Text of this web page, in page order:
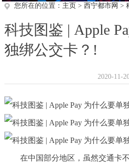
您所在的位置： 主页 > 西宁都市网 >
科技图鉴 | Apple
独绑公交卡？!
2020-11-
在中国部分地区，虽然交通卡